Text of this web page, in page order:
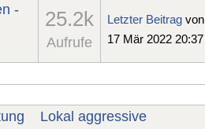
- 25.2k
Aufrufe
Letzter Beitrag von
17 Mär 2022 20:37
Lokal aggressive